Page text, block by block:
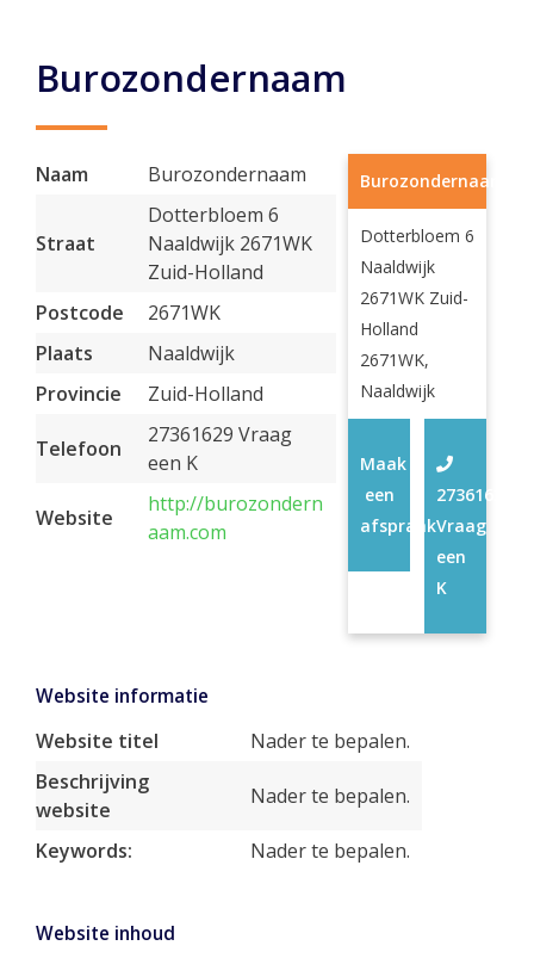
Burozondernaam
Naam Burozondernaam
Straat
Dotterbloem 6
Naaldwijk 2671WK
Zuid-Holland
Postcode
2671WK
Plaats
Naaldwijk
Provincie
Zuid-Holland
Telefoon
27361629 Vraag
een K
Website
http://burozondern
aam.com
Burozondernaam
Dotterbloem 6
Naaldwijk
2671WK Zuid-
Holland
2671WK,
Naaldwijk
27361629
Vraag
een
K
Maak
een
afspraak
Website informatie
Website titel
Nader te bepalen.
Beschrijving
website
Nader te bepalen.
Keywords: Nader te bepalen.
Website inhoud